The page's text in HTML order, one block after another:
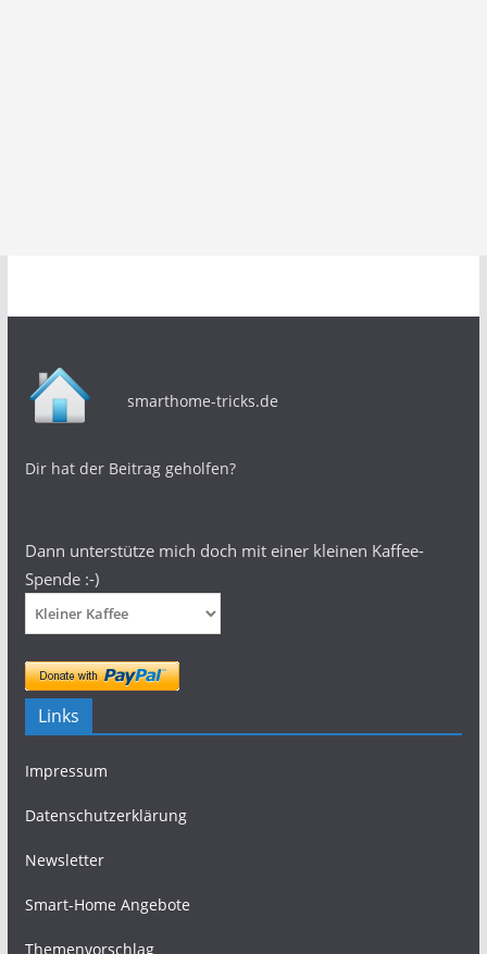
smarthome-tricks.de
Dir hat der Beitrag geholfen?
Dann unterstütze mich doch mit einer kleinen Kaffee-
Spende :-)
Links
Impressum
Datenschutzerklärung
Newsletter
Smart-Home Angebote
Themenvorschlag